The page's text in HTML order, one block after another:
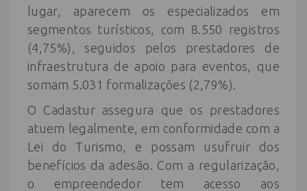
lugar, aparecem os especializados em
segmentos turísticos, com 8.550 registros
(4,75%), seguidos pelos prestadores de
infraestrutura de apoio para eventos, que
somam 5.031 formalizações (2,79%).
O Cadastur assegura que os prestadores
atuem legalmente, em conformidade com a
Lei do Turismo, e possam usufruir dos
benefícios da adesão. Com a regularização,
o empreendedor tem acesso aos